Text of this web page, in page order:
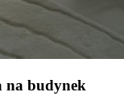
na budynek